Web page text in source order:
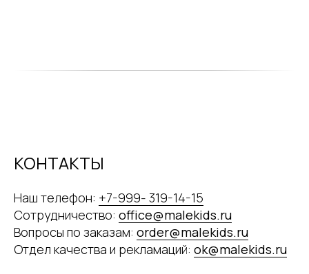
КОНТАКТЫ
Наш телефон: +7-999- 319-14-15
Сотрудничество: office@malekids.ru
Вопросы по заказам: order@malekids.ru
Отдел качества и рекламаций: ok@malekids.ru